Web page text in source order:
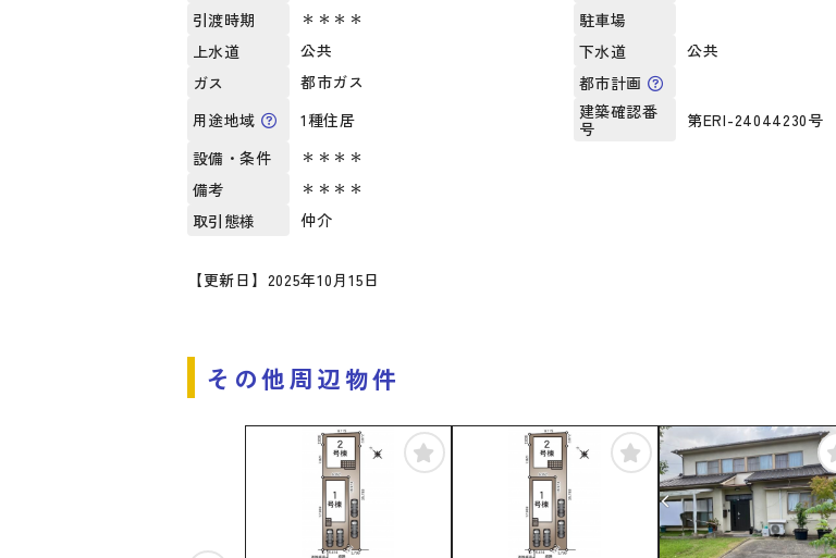
引渡時期
＊＊＊＊
駐車場
上水道
公共 下水道
公共
ガス
都市ガス
都市計画
用途地域
1種住居
建築確認番
号
第ERI-24044230号
設備・条件
＊＊＊＊
備考
＊＊＊＊
取引態様
仲介
【更新日】2025年10月15日
その他周辺物件